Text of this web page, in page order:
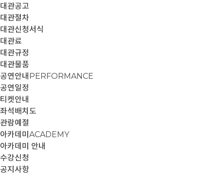
대관공고
대관절차
대관신청서식
대관료
대관규정
대관물품
공연안내 PERFORMANCE
공연일정
티켓안내
좌석배치도
관람예절
아카데미 ACADEMY
아카데미 안내
수강신청
공지사항